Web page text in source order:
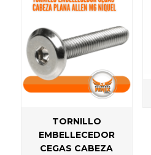
TORNILLO
EMBELLECEDOR
CEGAS CABEZA